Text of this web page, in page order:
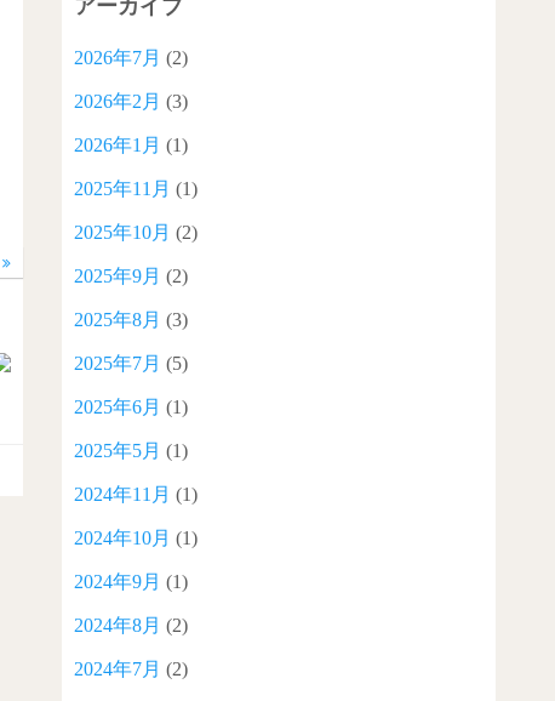
アーカイブ
2026年7月 (2)
2026年2月 (3)
2026年1月 (1)
2025年11月 (1)
2025年10月 (2)
2025年9月 (2)
2025年8月 (3)
2025年7月 (5)
2025年6月 (1)
2025年5月 (1)
2024年11月 (1)
2024年10月 (1)
2024年9月 (1)
2024年8月 (2)
2024年7月 (2)